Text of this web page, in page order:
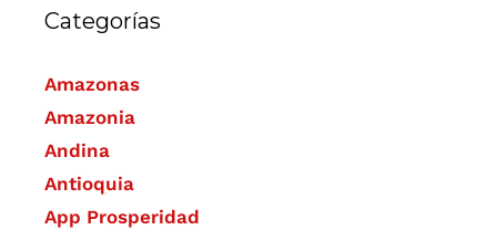
Categorías
Amazonas
Amazonia
Andina
Antioquia
App Prosperidad